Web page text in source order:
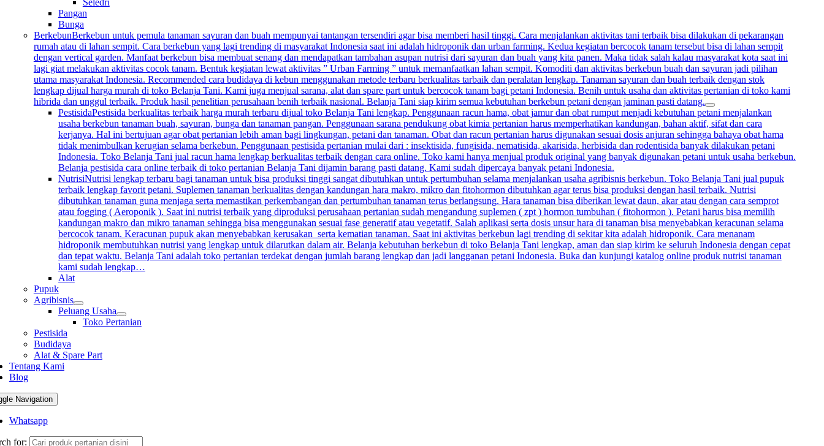
Seledri
Pangan
Bunga
BerkebunBerkebun untuk pemula tanaman sayuran dan buah mempunyai tantangan tersendiri agar bisa memberi hasil tinggi. Cara menjalankan aktivitas tani terbaik bisa dilakukan di pekarangan
rumah atau di lahan sempit. Cara berkebun yang lagi trending di masyarakat Indonesia saat ini adalah hidroponik dan urban farming. Kedua kegiatan bercocok tanam tersebut bisa di lahan sempit
dengan vertical garden. Manfaat berkebun bisa membuat senang dan mendapatkan tambahan asupan nutrisi dari sayuran dan buah yang kita panen. Maka tidak salah kalau masyarakat kota saat ini
lagi giat melakukan aktivitas cocok tanam. Bentuk kegiatan lewat aktivitas ” Urban Farming ” untuk memanfaatkan lahan sempit. Komoditi dan aktivitas berkebun buah dan sayuran jadi pilihan
utama masyarakat Indonesia. Recommended cara budidaya di kebun menggunakan metode terbaru berkualitas tarbaik dan peralatan lengkap. Tanaman sayuran dan buah terbaik dengan stok
lengkap dijual harga murah di toko Belanja Tani. Kami juga menjual sarana, alat dan spare part untuk bercocok tanam bagi petani Indonesia. Benih untuk usaha dan aktivitas pertanian di toko kami
hibrida dan unggul terbaik. Produk hasil penelitian perusahaan benih terbaik nasional. Belanja Tani siap kirim semua kebutuhan berkebun petani dengan jaminan pasti datang.
PestisidaPestisida berkualitas terbaik harga murah terbaru dijual toko Belanja Tani lengkap. Penggunaan racun hama, obat jamur dan obat rumput menjadi kebutuhan petani menjalankan
usaha berkebun tanaman buah, sayuran, bunga dan tanaman pangan. Penggunaan sarana pendukung obat kimia pertanian harus memperhatikan kandungan, bahan aktif, sifat dan cara
kerjanya. Hal ini bertujuan agar obat pertanian lebih aman bagi lingkungan, petani dan tanaman. Obat dan racun pertanian harus digunakan sesuai dosis anjuran sehingga bahaya obat hama
tidak menimbulkan kerugian selama berkebun. Penggunaan pestisida pertanian mulai dari : insektisida, fungisida, nematisida, akarisida, herbisida dan rodentisida banyak dilakukan petani
Indonesia. Toko Belanja Tani jual racun hama lengkap berkualitas terbaik dengan cara online. Toko kami hanya menjual produk original yang banyak digunakan petani untuk usaha berkebun.
Belanja pestisida cara online terbaik di toko pertanian Belanja Tani dijamin barang pasti datang. Kami sudah dipercaya banyak petani Indonesia.
NutrisiNutrisi lengkap terbaru bagi tanaman untuk bisa produksi tinggi sangat dibutuhkan untuk pertumbuhan selama menjalankan usaha agribisnis berkebun. Toko Belanja Tani jual pupuk
terbaik lengkap favorit petani. Suplemen tanaman berkualitas dengan kandungan hara makro, mikro dan fitohormon dibutuhkan agar terus bisa produksi dengan hasil terbaik. Nutrisi
dibutuhkan tanaman guna menjaga serta memastikan perkembangan dan pertumbuhan tanaman terus berlangsung. Hara tanaman bisa diberikan lewat daun, akar atau dengan cara semprot
atau fogging ( Aeroponik ). Saat ini nutrisi terbaik yang diproduksi perusahaan pertanian sudah mengandung suplemen ( zpt ) hormon tumbuhan ( fitohormon ). Petani harus bisa memilih
kandungan makro dan mikro tanaman sehingga bisa menggunakan sesuai fase generatif atau vegetatif. Salah aplikasi serta dosis unsur hara di tanaman bisa menyebabkan keracunan selama
bercocok tanam. Keracunan pupuk akan menyebabkan kerusakan serta kematian tanaman. Saat ini aktivitas berkebun lagi trending di sekitar kita adalah hidroponik. Cara menanam
hidroponik membutuhkan nutrisi yang lengkap untuk dilarutkan dalam air. Belanja kebutuhan berkebun di toko Belanja Tani lengkap, aman dan siap kirim ke seluruh Indonesia dengan cepat
dan tepat waktu. Belanja Tani adalah toko pertanian terdekat dengan jumlah barang lengkap dan jadi langganan petani Indonesia. Buka dan kunjungi katalog online produk nutrisi tanaman
kami sudah lengkap…
Alat
Pupuk
Agribisnis
Peluang Usaha
Toko Pertanian
Pestisida
Budidaya
Alat & Spare Part
Tentang Kami
Blog
Navigation
Whatsapp
for: